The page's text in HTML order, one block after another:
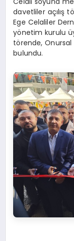
davetliler açılış
Ege Celaliler
yönetim kurulu
törende, Onursal
bulundu.